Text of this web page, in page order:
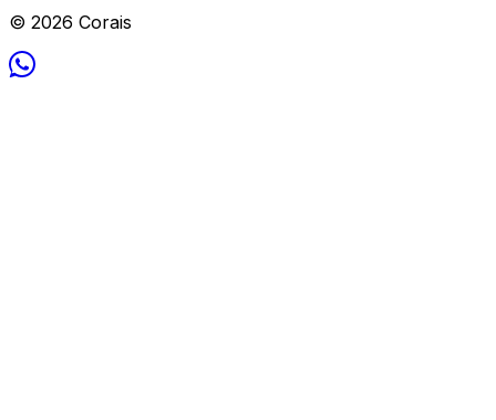
© 2026 Corais